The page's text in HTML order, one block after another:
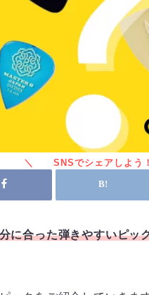
に合った弾きやすいピッ